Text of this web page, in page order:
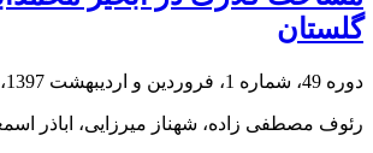
گلستان
دوره 49، شماره 1، فروردین و اردیبهشت 1397، صفحه
رئوف مصطفی زاده، شهناز میرزایی، اباذر